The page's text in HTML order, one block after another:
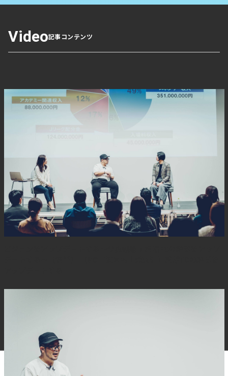
最大の懸念となっている。
・水温上昇で生産量が減少
海水温の上昇によりホタテの生残率や成長が低下し、猿払
村では2026年度の水揚げ量が前年度比4割減、北海道全体
・温暖化への対策が急務
養殖方法の工夫には限界があり、天然ホタテへの対策は難
後の産地維持の鍵となる。
【北海道ニュース】揺らぐ北海道ホタ
テ産地(下) 身近な貝 いまや高級食材
刺し身盛りから姿消す 卸値5割高、国
内消費半減
2025年の卸値は前年比5割上昇。スーパーでは刺し身盛り
合わせから外されたり、代替食材や冷凍品への切り替えが
進んでいる。
Video記事コンテンツ